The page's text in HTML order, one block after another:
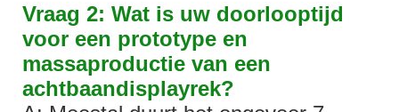
Vraag 2: Wat is uw doorlooptijd
voor een prototype en
massaproductie van een
achtbaandisplayrek?